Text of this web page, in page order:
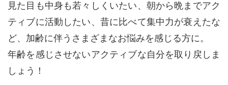
見た目も中身も若々しくいたい、朝から晩までアク
ティブに活動したい、昔に比べて集中力が衰えたな
ど、加齢に伴うさまざまなお悩みを感じる方に。
年齢を感じさせないアクティブな自分を取り戻しま
しょう！